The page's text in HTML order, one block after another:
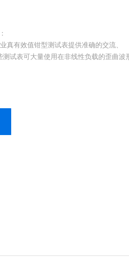
真有效值钳型测试表提供准确的交流、
试表可大量使用在非线性负载的歪曲波